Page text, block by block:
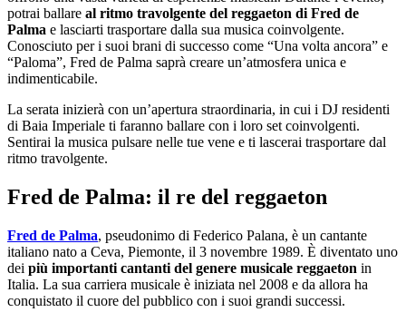
potrai ballare al ritmo travolgente del reggaeton di Fred de
Palma e lasciarti trasportare dalla sua musica coinvolgente.
Conosciuto per i suoi brani di successo come “Una volta ancora” e
“Paloma”, Fred de Palma saprà creare un’atmosfera unica e
indimenticabile.
La serata inizierà con un’apertura straordinaria, in cui i DJ residenti
di Baia Imperiale ti faranno ballare con i loro set coinvolgenti.
Sentirai la musica pulsare nelle tue vene e ti lascerai trasportare dal
ritmo travolgente.
Fred de Palma: il re del reggaeton
Fred de Palma, pseudonimo di Federico Palana, è un cantante
italiano nato a Ceva, Piemonte, il 3 novembre 1989. È diventato uno
dei più importanti cantanti del genere musicale reggaeton in
Italia. La sua carriera musicale è iniziata nel 2008 e da allora ha
conquistato il cuore del pubblico con i suoi grandi successi.